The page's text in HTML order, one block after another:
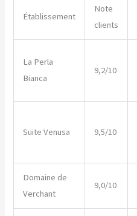
Établissement
Note
clients
La Perla
Bianca
9,2/10
Suite Venusa 9,5/10
Domaine de
Verchant
9,0/10